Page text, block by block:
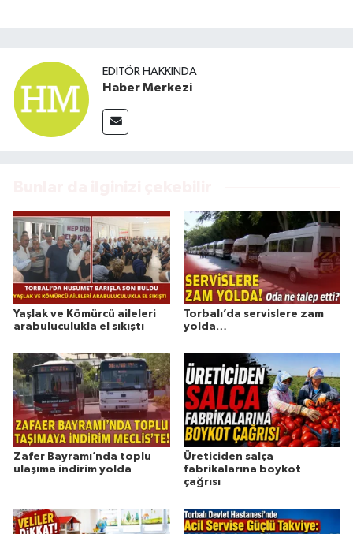
EDITÖR HAKKINDA
Haber Merkezi
Yaşlak ve Kömürcü aileleri
arabuluculukla el sıkıştı
Torbalı’da servislere zam
yolda…
Zafer Bayramı’nda toplu
ulaşıma indirim yolda
Üreticiden salça
fabrikalarına boykot
çağrısı